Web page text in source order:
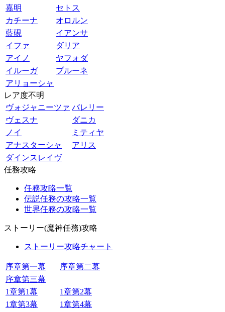
嘉明
セトス
カチーナ
オロルン
藍硯
イアンサ
イファ
ダリア
アイノ
ヤフォダ
イルーガ
プルーネ
アリョーシャ
レア度不明
ヴォジャニーツァ バレリー
ヴェスナ
ダニカ
ノイ
ミティヤ
アナスターシャ
アリス
ダインスレイヴ
任務攻略
任務攻略一覧
伝説任務の攻略一覧
世界任務の攻略一覧
ストーリー(魔神任務)攻略
ストーリー攻略チャート
序章第一幕
序章第二幕
序章第三幕
1章第1幕
1章第2幕
1章第3幕
1章第4幕